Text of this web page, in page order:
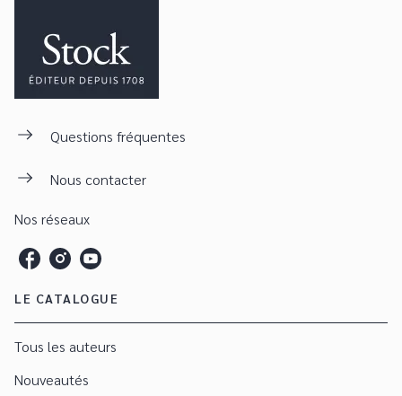
Questions fréquentes
Nous contacter
Nos réseaux
LE CATALOGUE
Tous les auteurs
Nouveautés